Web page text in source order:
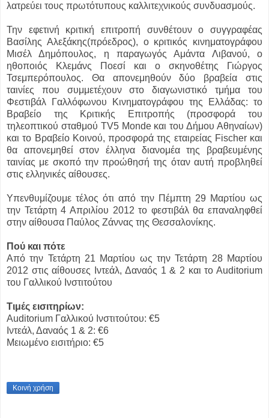
λατρεύει τους πρωτότυπους καλλιτεχνικούς συνδυασμούς.
Την εφετινή κριτική επιτροπή συνθέτουν ο συγγραφέας
Βασίλης Αλεξάκης(πρόεδρος), ο κριτικός κινηματογράφου
Μισέλ Δημόπουλος, η παραγωγός Αμάντα Λιβανού, ο
ηθοποιός Κλεμάνς Ποεσί και ο σκηνοθέτης Γιώργος
Τσεμπερόπουλος. Θα απονεμηθούν δύο βραβεία στις
ταινίες που συμμετέχουν στο διαγωνιστικό τμήμα του
Φεστιβάλ Γαλλόφωνου Κινηματογράφου της Ελλάδας: τo
Βραβείο της Κριτικής Επιτροπής (προσφορά του
τηλεοπτικού σταθμού TV5 Monde και του Δήμου Αθηναίων)
και το Βραβείο Κοινού, προσφορά της εταιρείας Fischer και
θα απονεμηθεί στον έλληνα διανομέα της βραβευμένης
ταινίας με σκοπό την προώθησή της όταν αυτή προβληθεί
στις ελληνικές αίθουσες.
Υπενθυμίζουμε τέλος ότι από την Πέμπτη 29 Μαρτίου ως
την Τετάρτη 4 Απριλίου 2012 το φεστιβάλ θα επαναληφθεί
στην αίθουσα Παύλος Ζάννας της Θεσσαλονίκης.
Πού και πότε
Από την Τετάρτη 21 Μαρτίου ως την Τετάρτη 28 Μαρτίου
2012 στις αίθουσες Ιντεάλ, Δαναός 1 & 2 και το Αuditorium
του Γαλλικού Ινστιτούτου
Τιμές εισιτηρίων:
Auditorium Γαλλικού Ινστιτούτου: €5
Ιντεάλ, Δαναός 1 & 2: €6
Mειωμένο εισιτήριο: €5
Κοινή χρήση